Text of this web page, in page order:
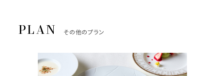
その他のプラン